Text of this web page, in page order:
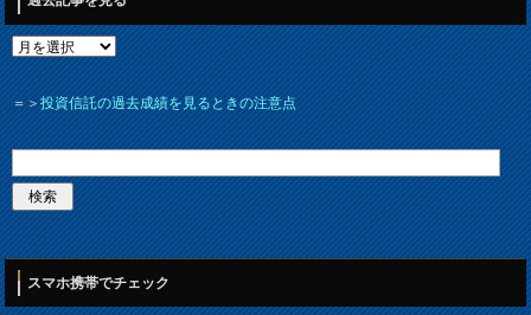
＝＞投資信託の過去成績を見るときの注意点
スマホ携帯でチェック